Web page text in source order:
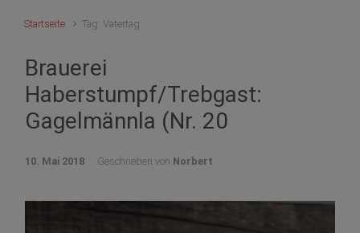
Startseite Tag: Vatertag
Brauerei
Haberstumpf/Trebgast:
Gagelmännla (Nr. 20
10. Mai 2018 Geschrieben von Norbert